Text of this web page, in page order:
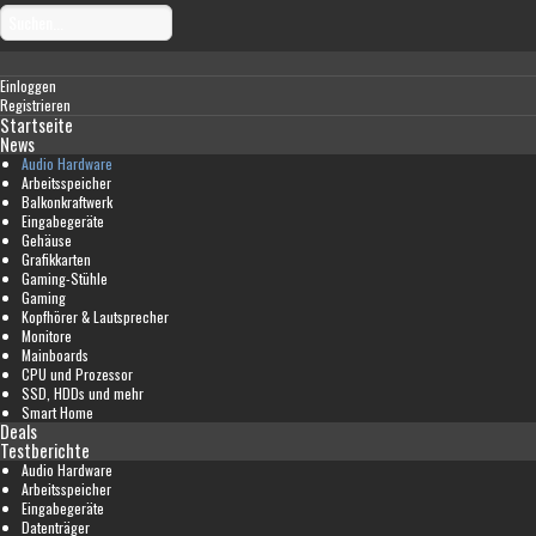
Einloggen
Registrieren
Startseite
News
Audio Hardware
Arbeitsspeicher
Balkonkraftwerk
Eingabegeräte
Gehäuse
Grafikkarten
Gaming-Stühle
Gaming
Kopfhörer & Lautsprecher
Monitore
Mainboards
CPU und Prozessor
SSD, HDDs und mehr
Smart Home
Deals
Testberichte
Audio Hardware
Arbeitsspeicher
Eingabegeräte
Datenträger